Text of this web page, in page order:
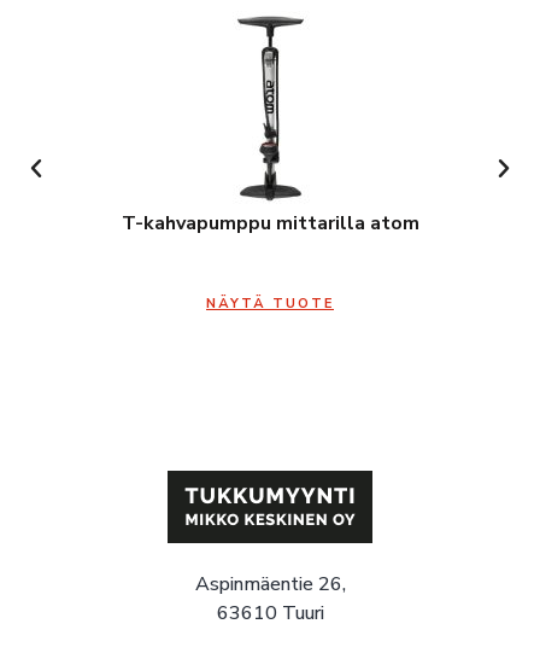
T-kahvapumppu mittarilla atom
NÄYTÄ TUOTE
Aspinmäentie 26,
63610 Tuuri